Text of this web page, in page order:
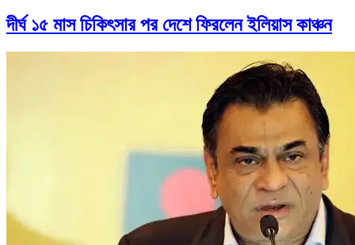
দীর্ঘ ১৫ মাস চিকিৎসার পর দেশে ফিরলেন ইলিয়াস কাঞ্চন